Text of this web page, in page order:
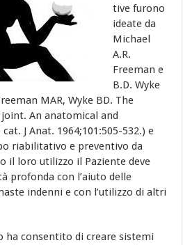
tive furono
ideate da
Michael
A.R.
Freeman e
B.D. Wyke
MAR, Wyke BD. The
An anatomical and
J Anat. 1964;101:505-532.) e
riabilitativo e preventivo da
il loro utilizzo il Paziente deve
profonda con l’aiuto delle
indenni e con l’utilizzo di altri
ha consentito di creare sistemi